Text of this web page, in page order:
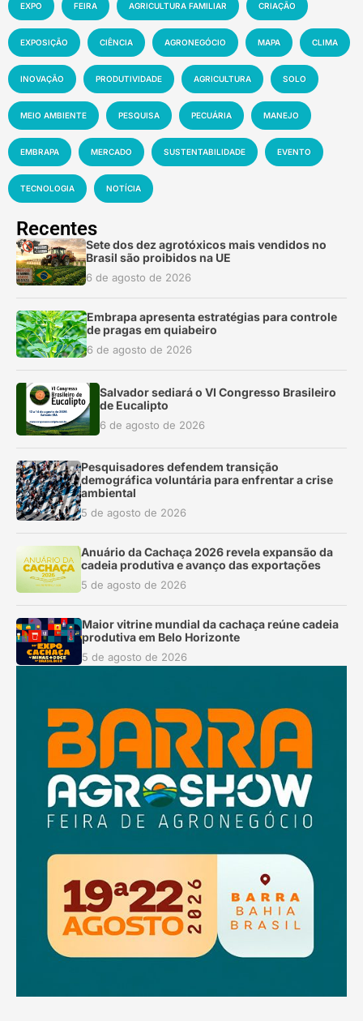
EXPO FEIRA AGRICULTURA FAMILIAR CRIAÇÃO
EXPOSIÇÃO CIÊNCIA AGRONEGÓCIO MAPA CLIMA
INOVAÇÃO PRODUTIVIDADE AGRICULTURA SOLO
MEIO AMBIENTE PESQUISA PECUÁRIA MANEJO
EMBRAPA MERCADO SUSTENTABILIDADE EVENTO
TECNOLOGIA NOTÍCIA
Recentes
Sete dos dez agrotóxicos mais vendidos no
Brasil são proibidos na UE
6 de agosto de 2026
Embrapa apresenta estratégias para controle
de pragas em quiabeiro
6 de agosto de 2026
Salvador sediará o VI Congresso Brasileiro
de Eucalipto
6 de agosto de 2026
Pesquisadores defendem transição
demográfica voluntária para enfrentar a crise
ambiental
5 de agosto de 2026
Anuário da Cachaça 2026 revela expansão da
cadeia produtiva e avanço das exportações
5 de agosto de 2026
Maior vitrine mundial da cachaça reúne cadeia
produtiva em Belo Horizonte
5 de agosto de 2026